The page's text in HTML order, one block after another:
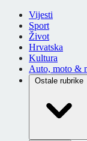
Vijesti
Sport
Život
Hrvatska
Kultura
Auto, moto &
Ostale rubrike